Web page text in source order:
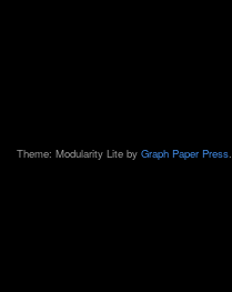
Theme: Modularity Lite by Graph Paper Press.